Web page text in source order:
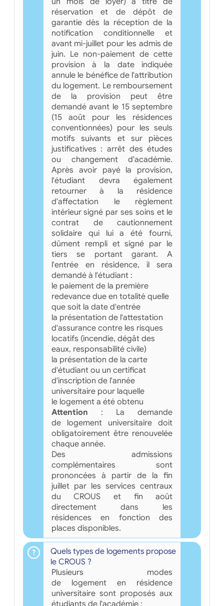
réservation et de dépôt de
garantie dès la réception de la
notification conditionnelle et
avant mi-juillet pour les admis de
juin. Le non-paiement de cette
provision à la date indiquée
annule le bénéfice de l'attribution
du logement. Le remboursement
de la provision peut être
demandé avant le 15 septembre
(15 août pour les résidences
conventionnées) pour les seuls
motifs suivants et sur pièces
justificatives : arrêt des études
ou changement d'académie.
Après avoir payé la provision,
l'étudiant devra également
retourner à la résidence
d'affectation le règlement
intérieur signé par ses soins et le
contrat de cautionnement
solidaire qui lui a été fourni,
dûment rempli et signé par le
tiers se portant garant. A
l'entrée en résidence, il sera
demandé à l'étudiant :
le paiement de la première
redevance due en totalité quelle
que soit la date d'entrée
la présentation de l'attestation
d'assurance contre les risques
locatifs (incendie, dégât des
eaux, responsabilité civile)
la présentation de la carte
d'étudiant ou un certificat
d'inscription de l'année
universitaire pour laquelle
le logement a été obtenu
Attention : La demande
de logement universitaire doit
obligatoirement être renouvelée
chaque année.
Des admissions
complémentaires sont
prononcées à partir de la fin
juillet par les services centraux
du CROUS et fin août
directement dans les
résidences en fonction des
places disponibles.
Quels types de logements propose
le CROUS ?
Plusieurs modes
de logement en résidence
universitaire sont proposés aux
étudiants de l'académie :